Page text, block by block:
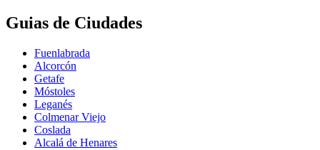
Guias de Ciudades
Fuenlabrada
Alcorcón
Getafe
Móstoles
Leganés
Colmenar Viejo
Coslada
Alcalá de Henares